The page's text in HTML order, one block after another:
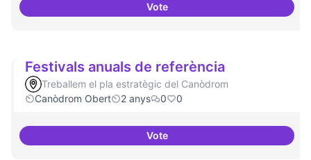
VotePublicar regularment en
Festivals anuals de referència
Treballem el pla estratègic del Canòdrom
Canòdrom Obert
2 anys 0 0
VoteFestivals anuals de referència